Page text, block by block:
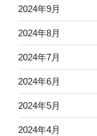
2024年9月
2024年8月
2024年7月
2024年6月
2024年5月
2024年4月